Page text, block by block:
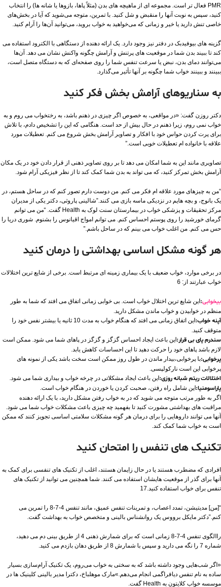
PMR فعال تر است. مجموعه ای از ماهیچه های بدن (مثلاً پاها، بازوها یا شانه ها) را انتخاب
کنید، سپس به نوبت آنها را منقبض و شل کنید. با تمرین، متوجه می‌شوید که آیا در بخش‌های
خاصی تنش دارید یا خیر و زمانی که می‌خواهید به خواب بروید، می‌توانید آن‌ها را آرام کنید.
گزینه های بیوفیدبک در دفتر نیز وجود دارد. یک ارائه دهنده از دستگاهی با الکترود استفاده می
کند تا ببیند بدن شما در موقعیت های پرتنش و آرامش چگونه واکنش نشان می دهد. آن‌ها
می‌توانند دمای بدن، نبض یا سرعت تنفس شما را روی صفحه‌ای که به دستگاه متصل است،
ببینند و ببینند خواب شما چگونه بر آنها تأثیر می‌گذارد.
به سناریوهای آرامش بخش فکر کنید
دکتر روزن گفت: «در مواقعی، به خصوص اگر چیزی در ذهنم باشد، به رختخواب می روم و به
خواب نمی روم، زیرا ذهنم در حال بیش از حد است. هنگامی که این را تشخیص دادم، با تلاش
برای پرت کردن حواس خود با افکار و تصاویر آرامش بخش شروع می کنم. تعطیلات مورد
علاقه با خانواده ام تعطیلات خوبی است.”
تصاویری مانند این به شما امکان می دهد تا بر روی تصاویر ذهنی از قرار دادن خود در یک مکان
آرامش بخش تمرکز کنید، که می تواند به بدن شما کمک کند تا از نظر فیزیکی آرام شود.
“من به چیزهای مورد علاقه ام فکر می کنم. من دوست دارم تصور کنم که در ساحل هستم، در
یک بانوج، و بچه هایم در نزدیکی ماسه بازی می کنند.”شالینی پاروثی، دکتر یکی از مدیران
مرکز تحقیقات و پزشکی خواب در بیمارستان سنت لوک به Health گفت. “من می توانم
گرمای خورشید را روی پوستم احساس کنم. می توانم امواج اقیانوس را بشنوم. شوری دریا را
حس می کنم. من اغلب خواب می بینم که در ساحل باشم.”
هر گونه مشکل اساسی بهداشتی را درمان کنید
در برخی موارد، خواب ضعیف با یک بیماری زمینه ای مرتبط است. برخی از شایع ترین اختلالات
خواب عبارتند از: 6
بیخوابی:این شایع ترین اختلال خواب است. بی خوابی زمانی اتفاق می افتد که شما به طور
منظم در خوابیدن و خواب ماندن مشکل دارید.
آپنه خواب:
این اتفاق زمانی می افتد که هنگام خواب به مدت 10 ثانیه یا بیشتر نفس خود را
متوقف کنید.
سندرم پای بی قرار:این باعث ایجاد احساس گزگز و گزگز در پاهای شما می شود. ممکن است
لازم باشد پاهای خود را حرکت دهید تا این احساسات کاهش یابد.
پرخوابی:با پرخوابی،بیدار ماندن در طول روز ممکن است سخت باشد یکی از نمونه های
پرخوابی این است نارکولپسی.
اختلالات ریتم شبانه روزی:این باعث ایجاد مشکلاتی در چرخه خواب و بیداری شما می شود.
پاراسومنیا:این شامل راه رفتن، صحبت کردن یا خوردن در هنگام خواب است.
اگر به طور مرتب متوجه می شوید که در به خواب رفتن مشکل دارید، با یک ارائه دهنده
مراقبت های بهداشتی مشورت کنید تا بفهمید چه چیزی باعث مشکلات خواب شما می شود.
آنها می توانند داروهایی را برای درمان هر گونه مشکلات سلامتی اساسی تجویز کنند که ممکن
است به خواب شما کمک کند.
تکنیک های تنفس را امتحان کنید
افرادی که مضطرب هستند یا در حال زایمان هستند، اغلب از تکنیک های تنفسی برای کمک به
آنها برای گذر از موقعیت هایشان استفاده می کنند. شما همچنین می توانید از تکنیک های
تنفس برای خواب استفاده کنید.17
“[من] مدیتیشن، تمدد اعصاب، و تمرینات تنفس عمیق، مانند تنفس 4-7-8 را تمرین می
کنم.”دکتر مایکل برووس یک روانشناس بالینی و متخصص خواب به بهداشت گفت.
راالگوی تنفس 4-7-8 زمانی است که برای شمارش ذهنی 4 از طریق بینی دم می دهید،
شماره 7 را نگه می دارید و سپس با شمارش 8 از طریق دهان بازدم می کنید.
«اگر شب‌هایی وجود داشته باشد که به سختی به خواب می‌روم، یک تکنیک آرام‌سازی بسیار
ساده به نام تنفس دیافراگمی انجام می‌دهم.»مارک موهلباخ، دکترا مدیر بالینی کلینیک ها در
موسسه خواب کلایتون به Health گفت.